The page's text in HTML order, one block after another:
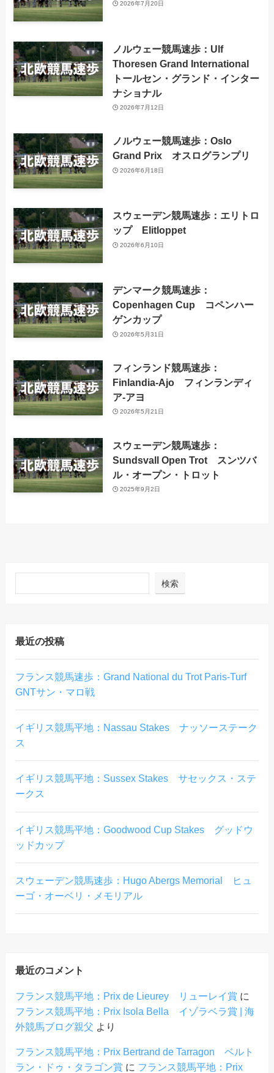
2026年7月20日
ノルウェー競馬速歩：Ulf
Thoresen Grand International
トールセン・グランド・インター
ナショナル
2026年7月12日
ノルウェー競馬速歩：Oslo
Grand Prix オスログランプリ
2026年6月18日
スウェーデン競馬速歩：エリトロ
ップ Elitloppet
2026年6月10日
デンマーク競馬速歩：
Copenhagen Cup コペンハー
ゲンカップ
2026年5月31日
フィンランド競馬速歩：
Finlandia-Ajo フィンランディ
ア-アヨ
2026年5月21日
スウェーデン競馬速歩：
Sundsvall Open Trot スンツバ
ル・オープン・トロット
2025年9月2日
検索
最近の投稿
フランス競馬速歩：Grand National du Trot Paris-Turf
GNTサン・マロ戦
イギリス競馬平地：Nassau Stakes ナッソーステーク
ス
イギリス競馬平地：Sussex Stakes サセックス・ステ
ークス
イギリス競馬平地：Goodwood Cup Stakes グッドウ
ッドカップ
スウェーデン競馬速歩：Hugo Abergs Memorial ヒュ
ーゴ・オーベリ・メモリアル
最近のコメント
フランス競馬平地：Prix de Lieurey リューレイ賞 に
フランス競馬平地：Prix Isola Bella イゾラベラ賞 | 海
外競馬ブログ親父 より
フランス競馬平地：Prix Bertrand de Tarragon ベルト
ラン・ドゥ・タラゴン賞 に フランス競馬平地：Prix